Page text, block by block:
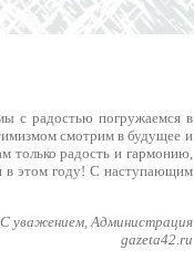
с радостью погружаемся в
смотрим в будущее и
только радость и гармонию,
в этом году! С наступающим
С уважением, Администрация
gazeta42.ru